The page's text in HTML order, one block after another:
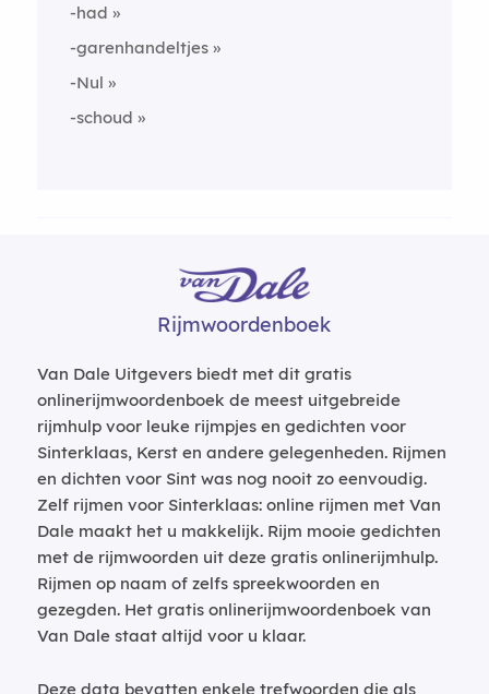
-had
-garenhandeltjes
-Nul
-schoud
Rijmwoordenboek
Van Dale Uitgevers biedt met dit gratis
onlinerijmwoordenboek de meest uitgebreide
rijmhulp voor leuke rijmpjes en gedichten voor
Sinterklaas, Kerst en andere gelegenheden. Rijmen
en dichten voor Sint was nog nooit zo eenvoudig.
Zelf rijmen voor Sinterklaas: online rijmen met Van
Dale maakt het u makkelijk. Rijm mooie gedichten
met de rijmwoorden uit deze gratis onlinerijmhulp.
Rijmen op naam of zelfs spreekwoorden en
gezegden. Het gratis onlinerijmwoordenboek van
Van Dale staat altijd voor u klaar.
Deze data bevatten enkele trefwoorden die als